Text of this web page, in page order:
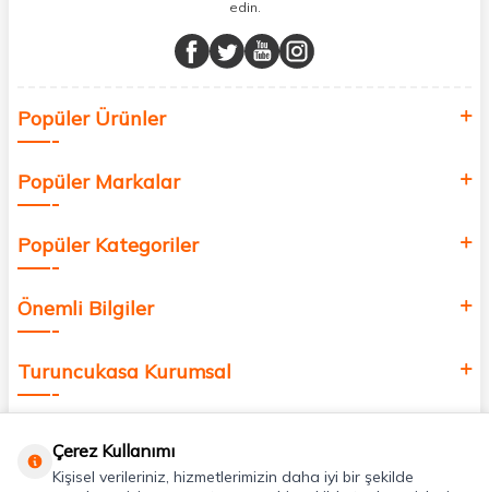
buluşturuyor ve online alışveriş deneyiminizi en iyi hale getiriyoruz.
Sağlık, güzellik ve iyi yaşam için aradığınız her şey burada!
değer katmak için bize katılın!
edin.
Popüler Ürünler
Popüler Markalar
Popüler Kategoriler
Önemli Bilgiler
Turuncukasa Kurumsal
Çerez Kullanımı
Kişisel verileriniz, hizmetlerimizin daha iyi bir şekilde